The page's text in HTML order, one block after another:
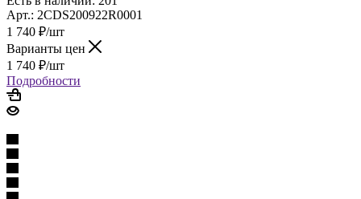
Арт.: 2CDS200922R0001
1 740 ₽/шт
Варианты цен
1 740 ₽/шт
Подробности